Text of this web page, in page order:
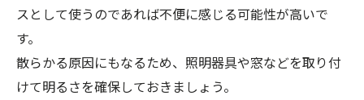
スとして使うのであれば不便に感じる可能性が高いで
す。
散らかる原因にもなるため、照明器具や窓などを取り付
けて明るさを確保しておきましょう。